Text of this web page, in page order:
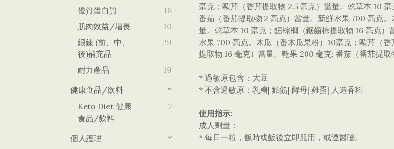
優質蛋白質
18
肌肉效益/增長
10
鍛鍊 (前、中、
後)補充品
29
耐力產品
19
健康食品/飲料
Keto Diet 健康
食品/飲料
7
個人護理
毫克；歐芹（香芹提取物 2.5 毫克）當量。乾草本 10
番茄（番茄提取物 2 毫克）當量。新鮮水果 700 毫克
量。乾草本 10 毫克；鋸棕櫚（鋸齒棕提取物 16 毫克
水果 700 毫克。木瓜（番木瓜果粉）10毫克；歐芹（
提取物 16 毫克）當量。乾果 200 毫克; 番茄（番茄提取
* 過敏原包含：大豆
* 不含過敏原：乳糖| 麵筋| 酵母| 雞蛋| 人造香料
使用指示:
成人劑量：
* 每日一粒，飯時或飯後立即服用，或遵醫囑。